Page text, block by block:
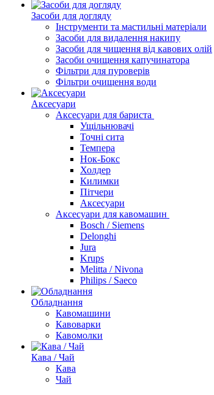
Засоби для догляду
Інструменти та мастильні матеріали
Засоби для видалення накипу
Засоби для чищення від кавових олій
Засоби очищення капучинатора
Фільтри для пуроверів
Фільтри очищення води
Аксесуари
Аксесуари для бариста
Ущільнювачі
Точні сита
Темпера
Нок-Бокс
Холдер
Килимки
Пітчери
Аксесуари
Аксесуари для кавомашин
Bosch / Siemens
Delonghi
Jura
Krups
Melitta / Nivona
Philips / Saeco
Обладнання
Кавомашини
Кавоварки
Кавомолки
Кава / Чай
Кава
Чай